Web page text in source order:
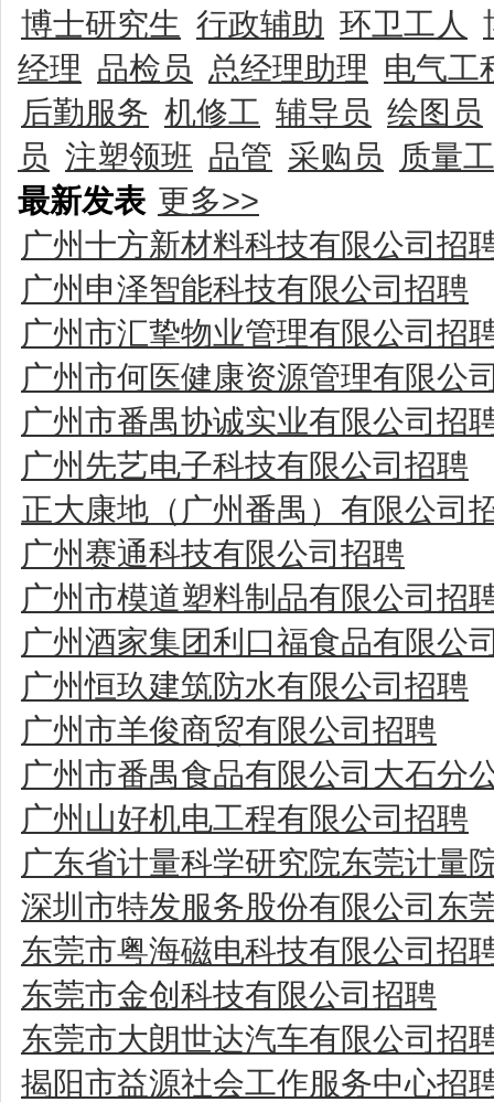
博士研究生 行政辅助 环卫工人
经理 品检员 总经理助理 电气工
后勤服务 机修工 辅导员 绘图员
员 注塑领班 品管 采购员
质量
最新发表 更多>>
广州十方新材料科技有限公司招
广州申泽智能科技有限公司招聘
广州市汇挚物业管理有限公司招
广州市何医健康资源管理有限公
广州市番禺协诚实业有限公司招
广州先艺电子科技有限公司招聘
正大康地（广州番禺）有限公司
广州赛通科技有限公司招聘
广州市模道塑料制品有限公司招
广州酒家集团利口福食品有限公
广州恒玖建筑防水有限公司招聘
广州市羊俊商贸有限公司招聘
广州市番禺食品有限公司大石分
广州山好机电工程有限公司招聘
广东省计量科学研究院东莞计量
深圳市特发服务股份有限公司东
东莞市粤海磁电科技有限公司招
东莞市金创科技有限公司招聘
东莞市大朗世达汽车有限公司招
揭阳市益源社会工作服务中心招